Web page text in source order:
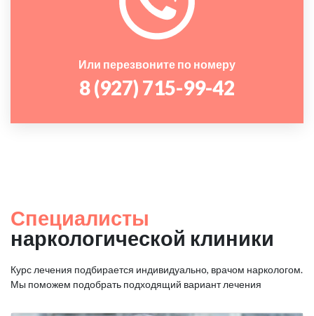
Или перезвоните по номеру
8 (927) 715-99-42
Специалисты
наркологической клиники
Курс лечения подбирается индивидуально, врачом наркологом.
Мы поможем подобрать подходящий вариант лечения